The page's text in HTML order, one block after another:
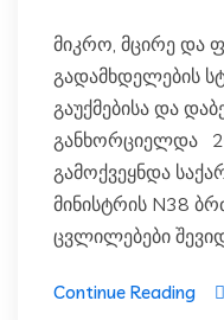
მიკრო, მცირე და ფიქსირებული გადასახადის
გადამხდელების
გაუქმებისა და
განხორციელდა
გამოქვეყნდა
მინისტრის N38
ცვლილებები
Continue Reading